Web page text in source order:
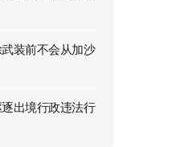
装前不会从加沙
出境行政违法行